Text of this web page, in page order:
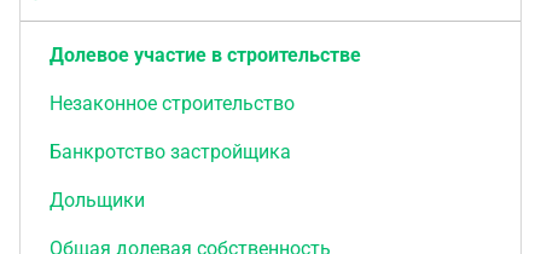
Долевое участие в строительстве
Незаконное строительство
Банкротство застройщика
Дольщики
Общая долевая собственность